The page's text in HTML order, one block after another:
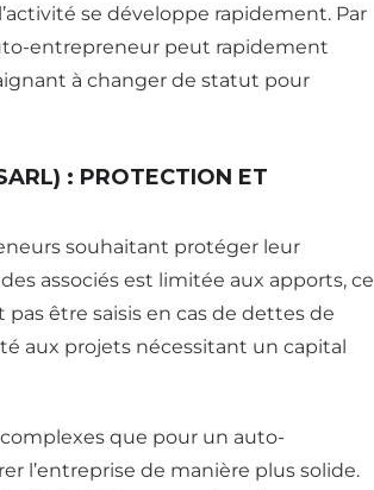
se développe rapidement. Par
entrepreneur peut rapidement
à changer de statut pour
: PROTECTION ET
souhaitant protéger leur
associés est limitée aux apports, ce
être saisis en cas de dettes de
aux projets nécessitant un capital
que pour un auto-
l’entreprise de manière plus solide.